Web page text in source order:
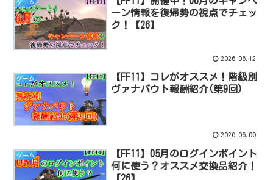
ゲーム
ーン情報を復帰勢の視点でチェッ
ク！【26】
2026.06.12
ゲーム
【FF11】コレがオススメ！階級別
ヴァナバウト報酬紹介(第9回)
2026.06.09
ゲーム
【FF11】05月のログインポイント
何に使う？オススメ交換品紹介！
【26】